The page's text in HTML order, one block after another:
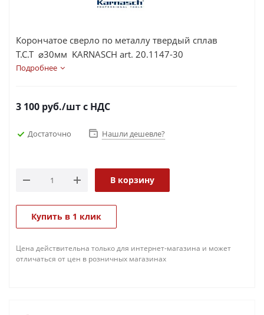
Корончатое сверло по металлу твердый сплав
Т.С.Т ⌀30мм KARNASCH art. 20.1147-30
Подробнее
3 100 руб./штс НДС
Достаточно Нашли дешевле?
В корзину
Купить в 1 клик
Цена действительна только для интернет-магазина и может
отличаться от цен в розничных магазинах